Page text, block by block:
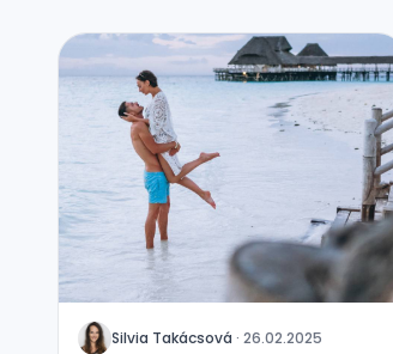
J Silvia Takácsová · 26.02.2025